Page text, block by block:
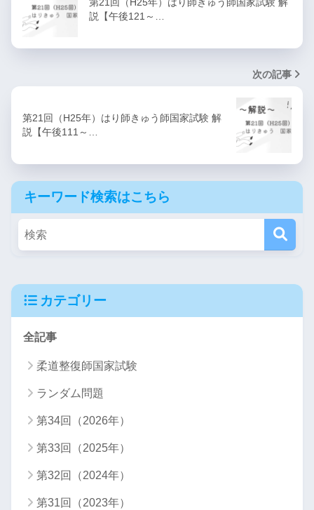
第21回（H25年）はり師きゅう師国家試験 解
説【午後121～…
次の記事
第21回（H25年）はり師きゅう師国家試験 解
説【午後111～…
キーワード検索はこちら
カテゴリー
全記事
柔道整復師国家試験
ランダム問題
第34回（2026年）
第33回（2025年）
第32回（2024年）
第31回（2023年）